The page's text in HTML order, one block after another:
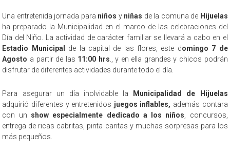
Una entretenida jornada para niños y niñas de la comuna de Hijuelas
ha preparado la Municipalidad en el marco de las celebraciones del
Día del Niño. La actividad de carácter familiar se llevará a cabo en el
Estadio Municipal
de la capital de las flores, este domingo 7 de
Agosto a partir de las 11:00 hrs ., y en ella grandes y chicos podrán
disfrutar de diferentes actividades durante todo el día.
Para asegurar un día inolvidable la
Municipalidad de Hijuelas
adquirió diferentes y entretenidos juegos inflables, además contara
con un show especialmente dedicado a los niños , concursos,
entrega de ricas cabritas, pinta caritas y muchas sorpresas para los
más pequeños.